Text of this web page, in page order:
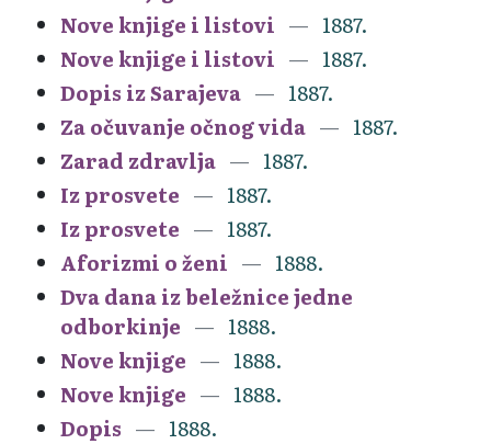
Nove knjige i listovi
1887.
Nove knjige i listovi
1887.
Dopis iz Sarajeva
1887.
Za očuvanje očnog vida
1887.
Zarad zdravlja
1887.
Iz prosvete
1887.
Iz prosvete
1887.
Aforizmi o ženi
1888.
Dva dana iz beležnice jedne
odborkinje
1888.
Nove knjige
1888.
Nove knjige
1888.
Dopis
1888.